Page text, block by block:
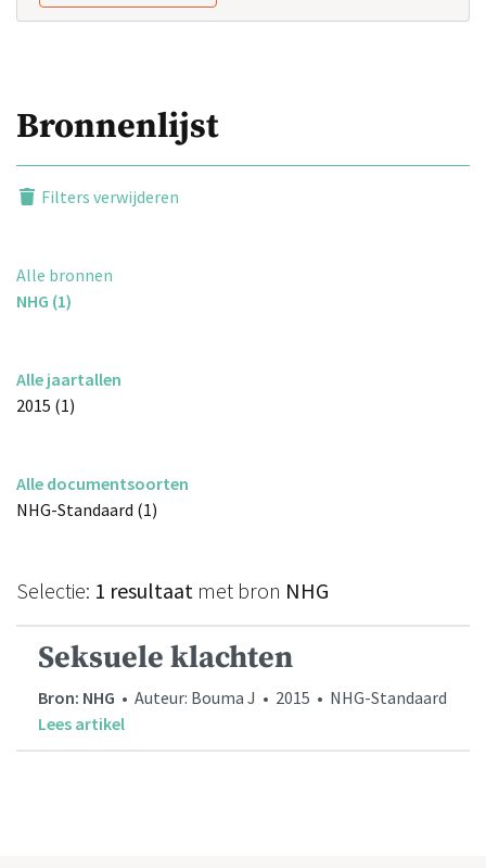
Bronnenlijst
Filters verwijderen
Alle bronnen
NHG (1)
Alle jaartallen
2015 (1)
Alle documentsoorten
NHG-Standaard (1)
Selectie: 1 resultaat met bron NHG
Seksuele klachten
Bron: NHG • Auteur: Bouma J • 2015 • NHG-Standaard
Lees artikel